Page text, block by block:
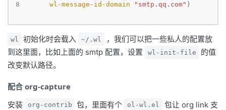
8
wl-message-id-domain
"smtp.qq.com" )
wl 初始化时会载入 ~/.wl
，我们可以把一些私人的配置放
到这里面，比如上面的 smtp 配置，设置
wl-init-file
的值
改变默认路径。
配合 org-capture
安装 org-contrib 包，里面有个 ol-wl.el
包让 org link 支